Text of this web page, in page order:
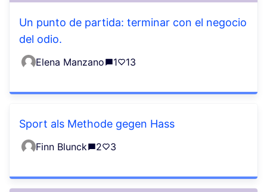
Un punto de partida: terminar con el negocio
del odio.
Elena Manzano 1 13
Sport als Methode gegen Hass
Finn Blunck 2 3